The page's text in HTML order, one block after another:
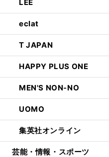
LEE
eclat
T JAPAN
HAPPY PLUS ONE
MEN'S NON-NO
UOMO
集英社オンライン
芸能・情報・スポーツ